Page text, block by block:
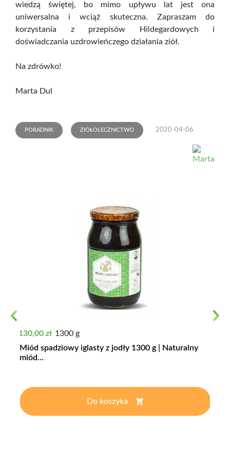
wiedzą świętej, bo mimo upływu lat jest ona
uniwersalna i wciąż skuteczna. Zapraszam do
korzystania z przepisów Hildegardowych i
doświadczania uzdrowieńczego działania ziół.
Na zdrówko!
Marta Dul
PORADNIK ZIOŁOLECZNICTWO 2020-04-06
Cena
130,00 zł 1300 g
Miód spadziowy iglasty z jodły 1300 g | Naturalny
miód...
Do koszyka